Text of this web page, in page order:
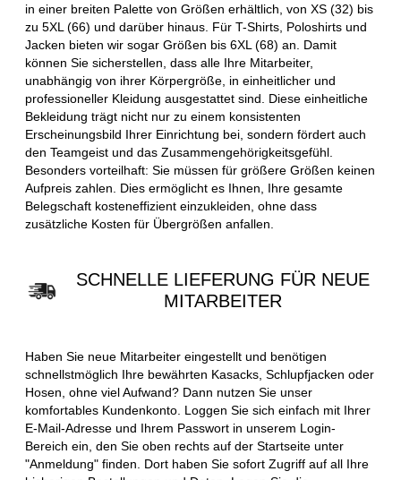
in einer breiten Palette von Größen erhältlich, von XS (32) bis
zu 5XL (66) und darüber hinaus. Für T-Shirts, Poloshirts und
Jacken bieten wir sogar Größen bis 6XL (68) an. Damit
können Sie sicherstellen, dass alle Ihre Mitarbeiter,
unabhängig von ihrer Körpergröße, in einheitlicher und
professioneller Kleidung ausgestattet sind. Diese einheitliche
Bekleidung trägt nicht nur zu einem konsistenten
Erscheinungsbild Ihrer Einrichtung bei, sondern fördert auch
den Teamgeist und das Zusammengehörigkeitsgefühl.
Besonders vorteilhaft: Sie müssen für größere Größen keinen
Aufpreis zahlen. Dies ermöglicht es Ihnen, Ihre gesamte
Belegschaft kosteneffizient einzukleiden, ohne dass
zusätzliche Kosten für Übergrößen anfallen.
SCHNELLE LIEFERUNG FÜR NEUE
MITARBEITER
Haben Sie neue Mitarbeiter eingestellt und benötigen
schnellstmöglich Ihre bewährten Kasacks, Schlupfjacken oder
Hosen, ohne viel Aufwand? Dann nutzen Sie unser
komfortables Kundenkonto. Loggen Sie sich einfach mit Ihrer
E-Mail-Adresse und Ihrem Passwort in unserem Login-
Bereich ein, den Sie oben rechts auf der Startseite unter
"Anmeldung" finden. Dort haben Sie sofort Zugriff auf all Ihre